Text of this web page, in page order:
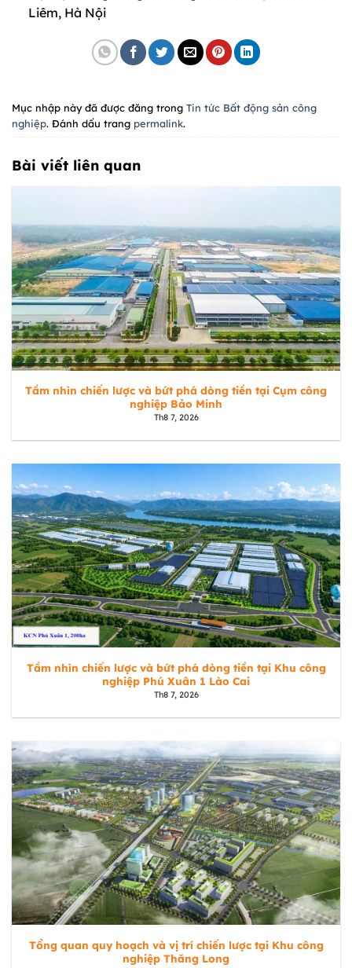
Liêm, Hà Nội
Mục nhập này đã được đăng trong Tin tức Bất động sản công
nghiệp. Đánh dấu trang permalink.
Bài viết liên quan
Tầm nhìn chiến lược và bứt phá dòng tiền tại Cụm công
nghiệp Bảo Minh
Th8 7, 2026
Tầm nhìn chiến lược và bứt phá dòng tiền tại Khu công
nghiệp Phú Xuân 1 Lào Cai
Th8 7, 2026
Tổng quan quy hoạch và vị trí chiến lược tại Khu công
nghiệp Thăng Long